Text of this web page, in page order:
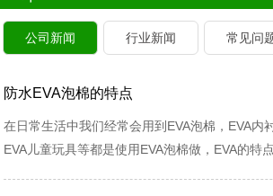
公司新闻 行业新闻 常见问
防水EVA泡棉的特点
在日常生活中我们经常会用到EVA泡棉，EVA内
EVA儿童玩具等都是使用EVA泡棉做，EVA的特